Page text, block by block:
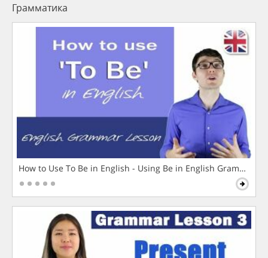
Грамматика
How to Use To Be in English - Using Be in English Grammar